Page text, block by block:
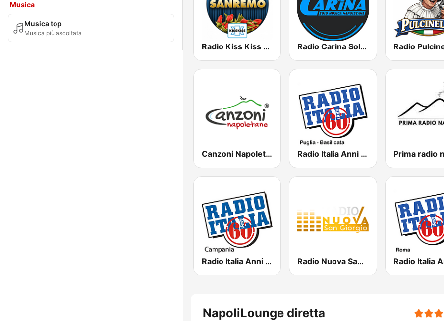
Musica
Musica top
Musica più ascoltata
Radio Kiss Kiss Sanremo Radio Carina Solo Musica Napoletana
Canzoni Napoletane Radio Italia Anni 60 - Puglia Prima radio
Radio Italia Anni 60 - Campania Radio Nuova San Giorgio
NapoliLounge diretta